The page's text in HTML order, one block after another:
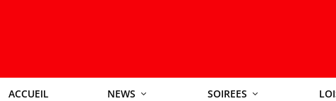
ACCUEIL NEWS SOIREES